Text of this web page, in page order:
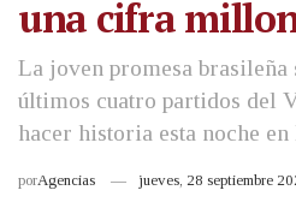
una cifra
La joven promesa brasileña
últimos cuatro partidos del
hacer historia esta noche
porAgencias jueves, 28 septiembre